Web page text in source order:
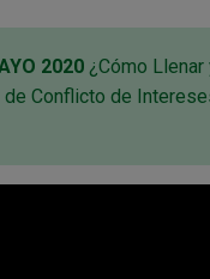
2020 ¿Cómo
Conflicto de